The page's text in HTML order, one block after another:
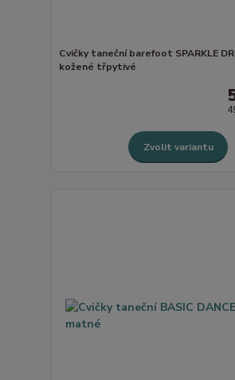
Cvičky taneční barefoot SPARKLE
kožené třpytivé
Zvolit variantu